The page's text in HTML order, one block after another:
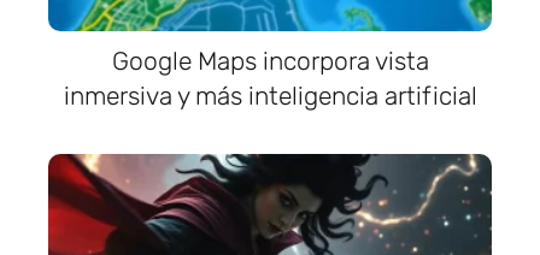
Google Maps incorpora vista
inmersiva y más inteligencia artificial